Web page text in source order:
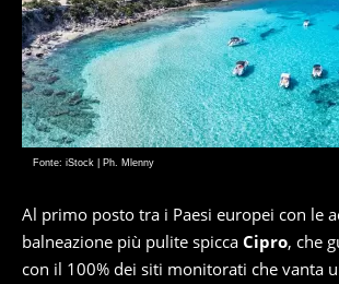
Fonte: iStock | Ph. Mlenny
Al primo posto tra i Paesi europei con le
balneazione più pulite spicca Cipro, che
con il 100% dei siti monitorati che vanta